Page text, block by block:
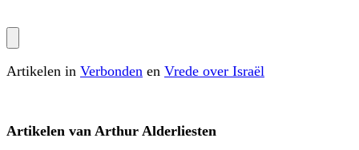
Artikelen in Verbonden en Vrede over Israël
Artikelen van Arthur Alderliesten